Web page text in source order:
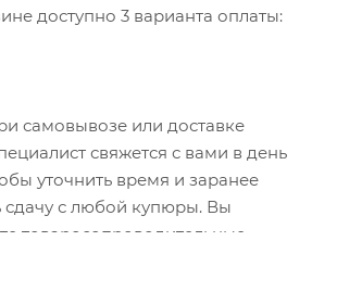
доступно 3 варианта оплаты:
самовывозе или доставке
свяжется с вами в день
уточнить время и заранее
сдачу с любой купюры. Вы
товаросопроводительные
денежные средства,